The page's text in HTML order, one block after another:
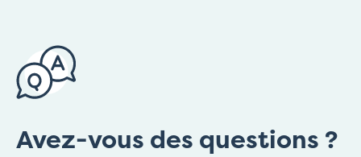
Avez-vous des questions ?